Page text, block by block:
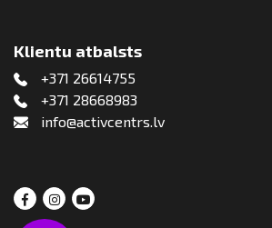
Klientu atbalsts
+371 26614755
+371 28668983
info@activcentrs.lv